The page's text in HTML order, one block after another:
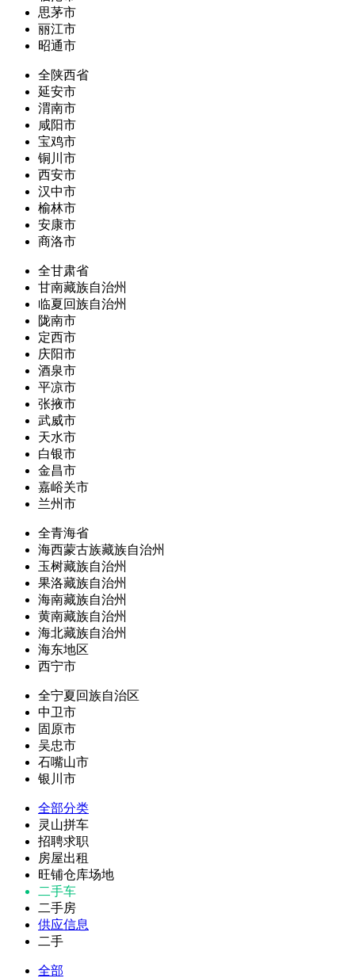
思茅市
丽江市
昭通市
全陕西省
延安市
渭南市
咸阳市
宝鸡市
铜川市
西安市
汉中市
榆林市
安康市
商洛市
全甘肃省
甘南藏族自治州
临夏回族自治州
陇南市
定西市
庆阳市
酒泉市
平凉市
张掖市
武威市
天水市
白银市
金昌市
嘉峪关市
兰州市
全青海省
海西蒙古族藏族自治州
玉树藏族自治州
果洛藏族自治州
海南藏族自治州
黄南藏族自治州
海北藏族自治州
海东地区
西宁市
全宁夏回族自治区
中卫市
固原市
吴忠市
石嘴山市
银川市
全部分类
灵山拼车
招聘求职
房屋出租
旺铺仓库场地
二手车
二手房
供应信息
二手
全部